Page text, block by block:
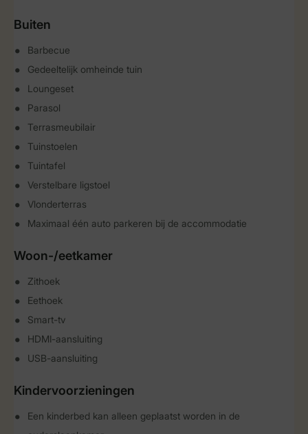
Buiten
Barbecue
Gedeeltelijk omheinde tuin
Loungeset
Parasol
Terrasmeubilair
Tuinstoelen
Tuintafel
Verstelbare ligstoel
Vlonderterras
Maximaal één auto parkeren bij de accommodatie
Woon-/eetkamer
Zithoek
Eethoek
Smart-tv
HDMI-aansluiting
USB-aansluiting
Kindervoorzieningen
Een kinderbed kan alleen geplaatst worden in de